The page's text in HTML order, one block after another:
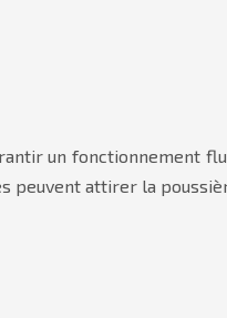
un fonctionnement
attirer la